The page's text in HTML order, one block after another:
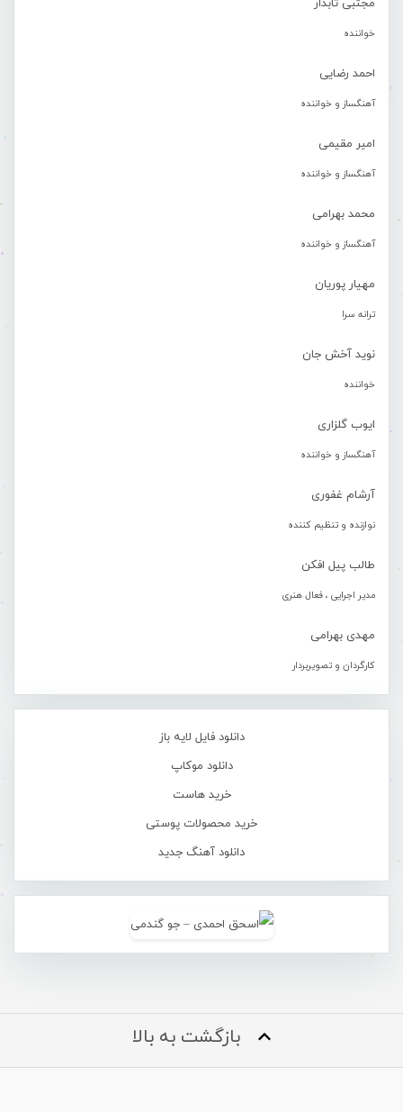
مجتبی تابدار
خواننده
احمد رضایی
آهنگساز و خواننده
امیر مقیمی
آهنگساز و خواننده
محمد بهرامی
آهنگساز و خواننده
مهیار پوریان
ترانه سرا
نوید آخش جان
خواننده
ایوب گلزاری
آهنگساز و خواننده
آرشام غفوری
نوازنده و تنظیم کننده
طالب پیل افکن
مدیر اجرایی ، فعال هنری
مهدی بهرامی
کارگردان و تصویربردار
دانلود فایل لایه باز
دانلود موکاپ
خرید هاست
خرید محصولات پوستی
دانلود آهنگ جدید
بازگشت به بالا